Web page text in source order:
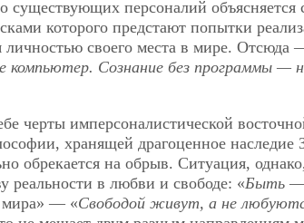
персоналий объясняется
которого предстают попытки
своего места в мире.
Сознание без программы —
черты имперсоналистической
хранящей драгоценное
обрекается на обрыв. Ситуация,
реальности в любви и свободе: «Быть —
мира» — «Свободой живут, а не